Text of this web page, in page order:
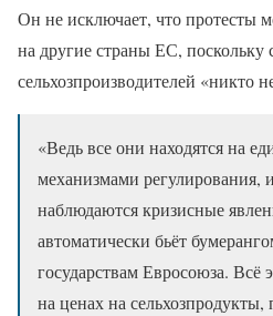
Он не исключает, что протесты
на другие страны ЕС, поскольку
сельхозпроизводителей «никто
«Ведь все они находятся на
механизмами регулирования,
наблюдаются кризисные
автоматически бьёт
государствам Евросоюза. Всё
на ценах на сельхозпродукты,